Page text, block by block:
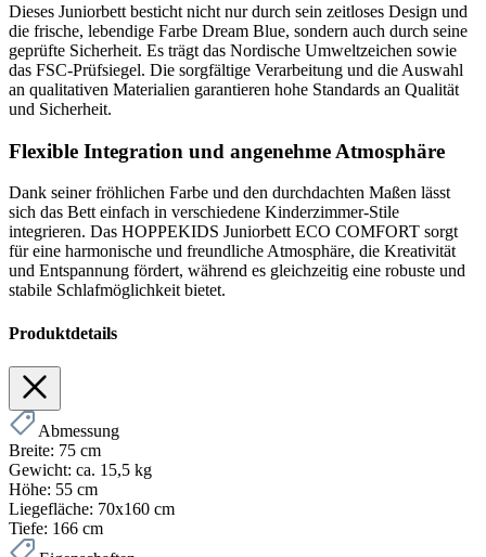
Dieses Juniorbett besticht nicht nur durch sein zeitloses Design und
die frische, lebendige Farbe Dream Blue, sondern auch durch seine
geprüfte Sicherheit. Es trägt das Nordische Umweltzeichen sowie
das FSC-Prüfsiegel. Die sorgfältige Verarbeitung und die Auswahl
an qualitativen Materialien garantieren hohe Standards an Qualität
und Sicherheit.
Flexible Integration und angenehme Atmosphäre
Dank seiner fröhlichen Farbe und den durchdachten Maßen lässt
sich das Bett einfach in verschiedene Kinderzimmer-Stile
integrieren. Das HOPPEKIDS Juniorbett ECO COMFORT sorgt
für eine harmonische und freundliche Atmosphäre, die Kreativität
und Entspannung fördert, während es gleichzeitig eine robuste und
stabile Schlafmöglichkeit bietet.
Produktdetails
Abmessung
Breite: 75 cm
Gewicht: ca. 15,5 kg
Höhe: 55 cm
Liegefläche: 70x160 cm
Tiefe: 166 cm